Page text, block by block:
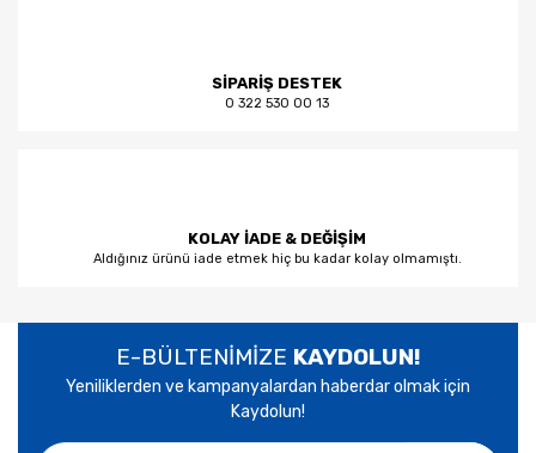
SİPARİŞ DESTEK
0 322 530 00 13
KOLAY İADE & DEĞİŞİM
Aldığınız ürünü iade etmek hiç bu kadar kolay olmamıştı.
E-BÜLTENİMİZE KAYDOLUN!
Yeniliklerden ve kampanyalardan haberdar olmak için
Kaydolun!